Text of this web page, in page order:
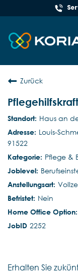
Zurück
Haus an
Louis-
91522
Pflege &
Nein
2252
Erhalten Sie